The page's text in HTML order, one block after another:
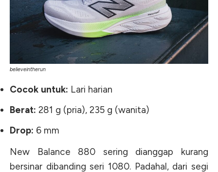
believeintherun
Cocok untuk: Lari harian
Berat: 281 g (pria), 235 g (wanita)
Drop: 6 mm
New Balance 880 sering dianggap kurang
bersinar dibanding seri 1080. Padahal, dari segi